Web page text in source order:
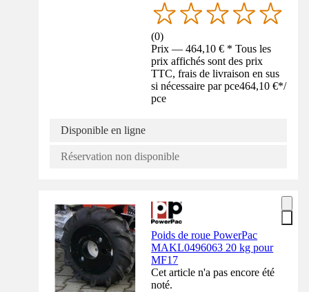
(0)
Prix — 464,10 € * Tous les
prix affichés sont des prix
TTC, frais de livraison en sus
si nécessaire par pce464,10 €*/
pce
Disponible en ligne
Réservation non disponible
Poids de roue PowerPac
MAKL0496063 20 kg pour
MF17
Cet article n'a pas encore été
noté.